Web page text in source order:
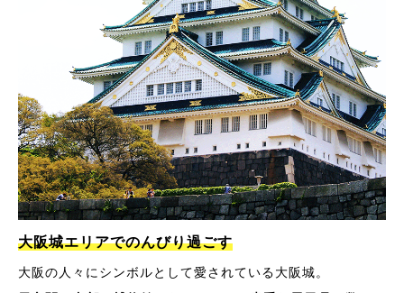
大阪城エリアでのんびり過ごす
大阪の人々にシンボルとして愛されている大阪城。